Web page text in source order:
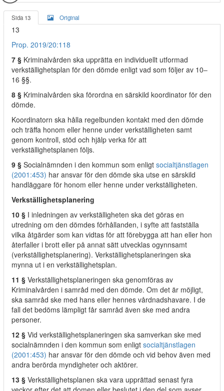
Sida 13 Original
13
Prop. 2019/20:118
7 § Kriminalvården ska upprätta en individuellt utformad
verkställighetsplan för den dömde enligt vad som följer av 10‒
16 §§.
8 § Kriminalvården ska förordna en särskild koordinator för den
dömde.
Koordinatorn ska hålla regelbunden kontakt med den dömde
och träffa honom eller henne under verkställigheten samt
genom kontroll, stöd och hjälp verka för att
verkställighetsplanen följs.
9 § Socialnämnden i den kommun som enligt socialtjänstlagen
(2001:453) har ansvar för den dömde ska utse en särskild
handläggare för honom eller henne under verkställigheten.
Verkställighetsplanering
10 § I inledningen av verkställigheten ska det göras en
utredning om den dömdes förhållanden, i syfte att fastställa
vilka åtgärder som kan vidtas för att förebygga att han eller hon
återfaller i brott eller på annat sätt utvecklas ogynnsamt
(verkställighetsplanering). Verkställighetsplaneringen ska
mynna ut i en verkställighetsplan.
11 § Verkställighetsplaneringen ska genomföras av
Kriminalvården i samråd med den dömde. Om det är möjligt,
ska samråd ske med hans eller hennes vårdnadshavare. I de
fall det bedöms lämpligt får samråd även ske med andra
personer.
12 § Vid verkställighetsplaneringen ska samverkan ske med
socialnämnden i den kommun som enligt socialtjänstlagen
(2001:453) har ansvar för den dömde och vid behov även med
andra berörda myndigheter och aktörer.
13 § Verkställighetsplanen ska vara upprättad senast fyra